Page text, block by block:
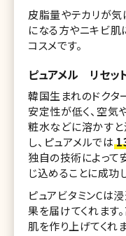
皮脂量やテカリが気
になる方やニキビ
コスメです。
ピュアメル リセッ
韓国生まれのドクタ
安定性が低く、空気
粧水などに溶かすと
し、ピュアメルでは
独自の技術によって
じ込めることに成功
ピュアビタミンCは
果を届けてくれます
肌を作り上げてくれま